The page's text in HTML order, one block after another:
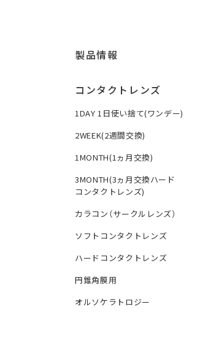
製品情報
コンタクトレンズ
1DAY 1日使い捨て(ワンデー)
2WEEK(2週間交換)
1MONTH(1ヵ月交換)
3MONTH(3ヵ月交換ハード
コンタクトレンズ)
カラコン（サークルレンズ）
ソフトコンタクトレンズ
ハードコンタクトレンズ
円錐角膜用
オルソケラトロジー